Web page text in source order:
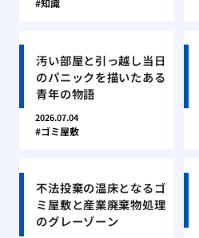
知識
汚い部屋と引っ越し当日
のパニックを描いたある
青年の物語
2026.07.04
ゴミ屋敷
不法投棄の温床となるゴ
ミ屋敷と産業廃棄物処理
のグレーゾーン